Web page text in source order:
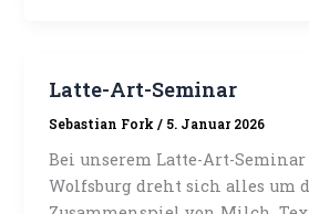
Latte-Art-Seminar
Sebastian Fork/ 5. Januar 2026
Bei unserem Latte-Art-
Wolfsburg dreht sich alles um